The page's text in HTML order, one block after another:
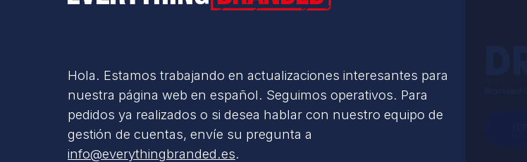
Hola. Estamos trabajando en actualizaciones interesantes para
nuestra página web en español. Seguimos operativos. Para
pedidos ya realizados o si desea hablar con nuestro equipo de
gestión de cuentas, envíe su pregunta a
info@everythingbranded.es.